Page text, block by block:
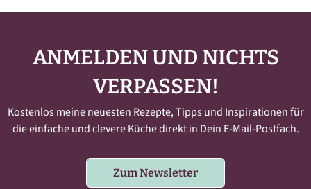
ANMELDEN UND NICHTS
VERPASSEN!
Kostenlos meine neuesten Rezepte, Tipps und Inspirationen für
die einfache und clevere Küche direkt in Dein E-Mail-Postfach.
Zum Newsletter